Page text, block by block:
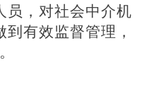
员，对社会中介机
有效监督管理，